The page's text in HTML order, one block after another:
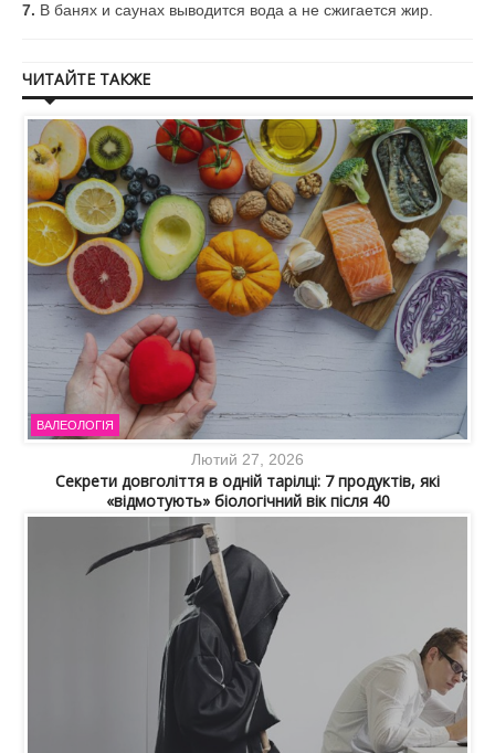
7. В банях и саунах выводится вода а не сжигается жир.
ЧИТАЙТЕ ТАКЖЕ
ВАЛЕОЛОГІЯ
Лютий 27, 2026
Секрети довголіття в одній тарілці: 7 продуктів, які
«відмотують» біологічний вік після 40